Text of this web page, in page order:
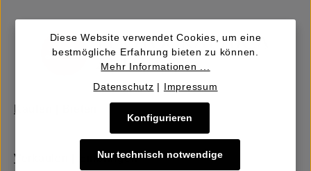
Verkaufen | Einbringen
Diese Website verwendet Cookies, um eine
bestmögliche Erfahrung bieten zu können.
Mehr Informationen ...
Datenschutz | Impressum
Nur technisch notwendige
Konfigurieren